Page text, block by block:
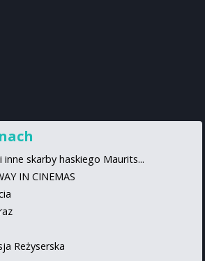
inne skarby haskiego Maurits...
IN CINEMAS
Reżyserska